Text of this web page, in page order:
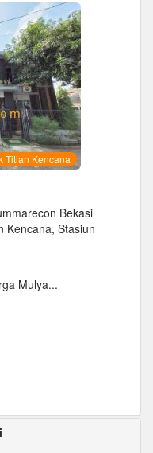
Titian Kencana
Bekasi
Kencana, Stasiun
Mulya...